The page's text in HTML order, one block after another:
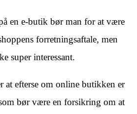
en e-butik bør man for at være
forretningsaftale, men
super interessant.
at efterse om online butikken er
bør være en forsikring om at